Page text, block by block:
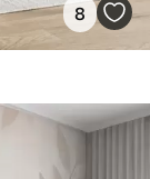
8